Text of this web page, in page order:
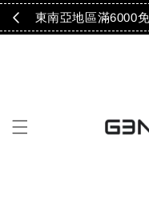
！ 東南亞地區滿6000